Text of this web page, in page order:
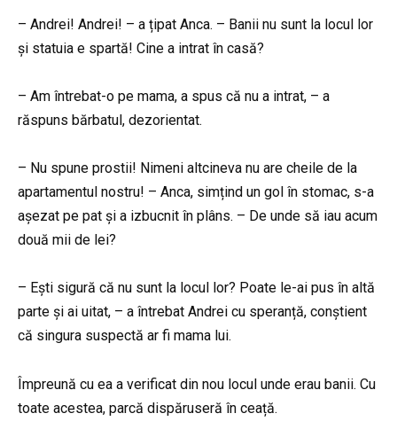
– Andrei! Andrei! – a țipat Anca. – Banii nu sunt la locul lor
și statuia e spartă! Cine a intrat în casă?
– Am întrebat-o pe mama, a spus că nu a intrat, – a
răspuns bărbatul, dezorientat.
– Nu spune prostii! Nimeni altcineva nu are cheile de la
apartamentul nostru! – Anca, simțind un gol în stomac, s-a
așezat pe pat și a izbucnit în plâns. – De unde să iau acum
două mii de lei?
– Ești sigură că nu sunt la locul lor? Poate le-ai pus în altă
parte și ai uitat, – a întrebat Andrei cu speranță, conștient
că singura suspectă ar fi mama lui.
Împreună cu ea a verificat din nou locul unde erau banii. Cu
toate acestea, parcă dispăruseră în ceață.